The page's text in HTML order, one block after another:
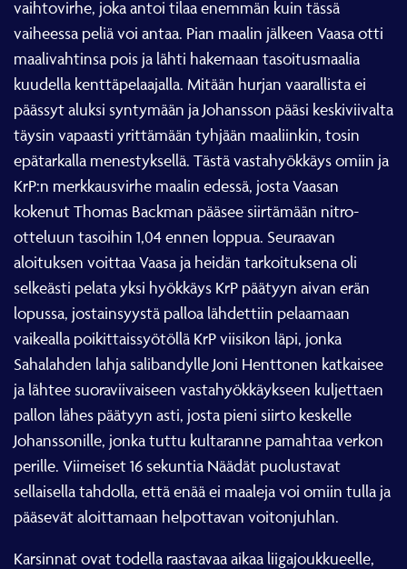
vaihtovirhe, joka antoi tilaa enemmän kuin tässä
vaiheessa peliä voi antaa. Pian maalin jälkeen Vaasa otti
maalivahtinsa pois ja lähti hakemaan tasoitusmaalia
kuudella kenttäpelaajalla. Mitään hurjan vaarallista ei
päässyt aluksi syntymään ja Johansson pääsi keskiviivalta
täysin vapaasti yrittämään tyhjään maaliinkin, tosin
epätarkalla menestyksellä. Tästä vastahyökkäys omiin ja
KrP:n merkkausvirhe maalin edessä, josta Vaasan
kokenut Thomas Backman pääsee siirtämään nitro-
otteluun tasoihin 1,04 ennen loppua. Seuraavan
aloituksen voittaa Vaasa ja heidän tarkoituksena oli
selkeästi pelata yksi hyökkäys KrP päätyyn aivan erän
lopussa, jostainsyystä palloa lähdettiin pelaamaan
vaikealla poikittaissyötöllä KrP viisikon läpi, jonka
Sahalahden lahja salibandylle Joni Henttonen katkaisee
ja lähtee suoraviivaiseen vastahyökkäykseen kuljettaen
pallon lähes päätyyn asti, josta pieni siirto keskelle
Johanssonille, jonka tuttu kultaranne pamahtaa verkon
perille. Viimeiset 16 sekuntia Näädät puolustavat
sellaisella tahdolla, että enää ei maaleja voi omiin tulla ja
pääsevät aloittamaan helpottavan voitonjuhlan.
Karsinnat ovat todella raastavaa aikaa liigajoukkueelle,